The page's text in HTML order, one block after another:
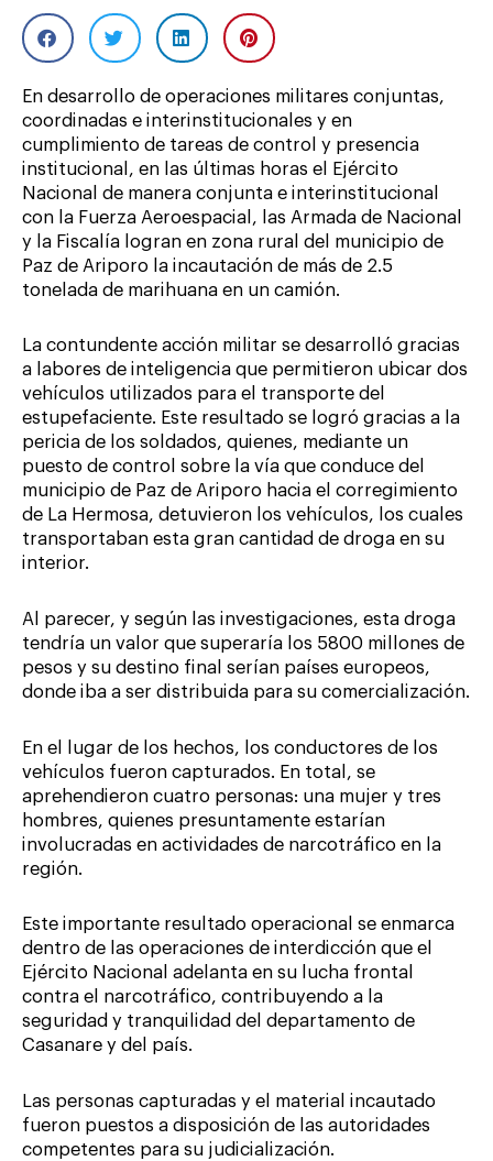
En desarrollo de operaciones militares conjuntas,
coordinadas e interinstitucionales y en
cumplimiento de tareas de control y presencia
institucional, en las últimas horas el Ejército
Nacional de manera conjunta e interinstitucional
con la Fuerza Aeroespacial, las Armada de Nacional
y la Fiscalía logran en zona rural del municipio de
Paz de Ariporo la incautación de más de 2.5
tonelada de marihuana en un camión.
La contundente acción militar se desarrolló gracias
a labores de inteligencia que permitieron ubicar dos
vehículos utilizados para el transporte del
estupefaciente. Este resultado se logró gracias a la
pericia de los soldados, quienes, mediante un
puesto de control sobre la vía que conduce del
municipio de Paz de Ariporo hacia el corregimiento
de La Hermosa, detuvieron los vehículos, los cuales
transportaban esta gran cantidad de droga en su
interior.
Al parecer, y según las investigaciones, esta droga
tendría un valor que superaría los 5800 millones de
pesos y su destino final serían países europeos,
donde iba a ser distribuida para su comercialización.
En el lugar de los hechos, los conductores de los
vehículos fueron capturados. En total, se
aprehendieron cuatro personas: una mujer y tres
hombres, quienes presuntamente estarían
involucradas en actividades de narcotráfico en la
región.
Este importante resultado operacional se enmarca
dentro de las operaciones de interdicción que el
Ejército Nacional adelanta en su lucha frontal
contra el narcotráfico, contribuyendo a la
seguridad y tranquilidad del departamento de
Casanare y del país.
Las personas capturadas y el material incautado
fueron puestos a disposición de las autoridades
competentes para su judicialización.